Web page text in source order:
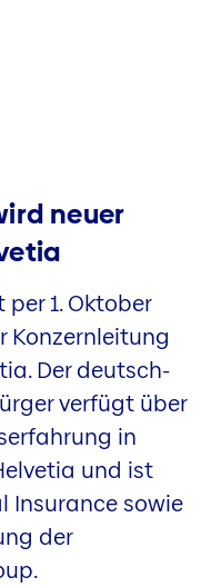
neuer
1. Oktober
Konzernleitung
Der deutsch-
verfügt über
in
und ist
Insurance sowie
der